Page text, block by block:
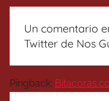
Un comentario
Twitter de Nos
Pingback: